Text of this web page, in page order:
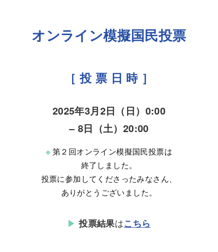
オンライン模擬国民投票
［ 投 票 日 時 ］
2025年3月2日（日）0:00
– 8日（土）20:00
※ 第２回オンライン模擬国民投票は
終了しました。
投票に参加してくださったみなさん、
ありがとうございました。
▶︎ 投票結果はこちら